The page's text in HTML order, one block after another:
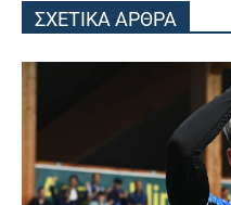
ΣΧΕΤΙΚΑ ΑΡΘΡΑ